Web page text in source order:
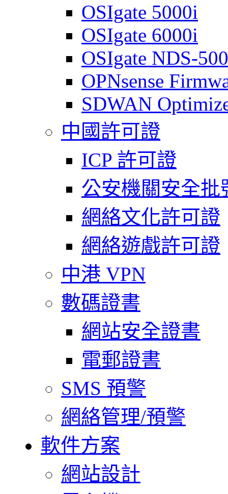
OSIgate 5000i
OSIgate 6000i
OSIgate NDS-
OPNsense
SDWAN
中國許可證
ICP 許可證
公安機關安全批
網絡文化許可證
網絡遊戲許可證
中港 VPN
數碼證書
網站安全證書
電郵證書
SMS 預警
網絡管理/預警
軟件方案
網站設計